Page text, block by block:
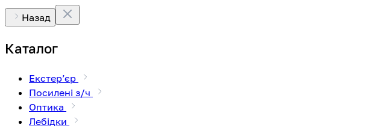
Назад
Каталог
Екстерʼєр
Посилені з/ч
Оптика
Лебідки